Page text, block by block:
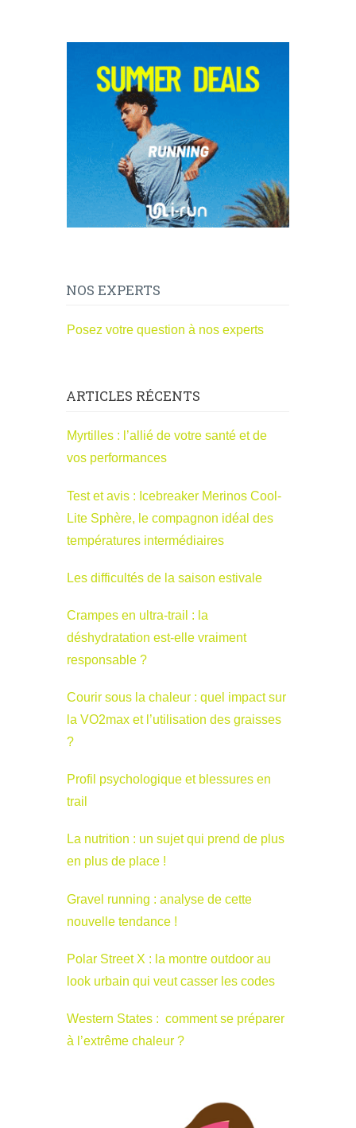
NOS EXPERTS
Posez votre question à nos experts
ARTICLES RÉCENTS
Myrtilles : l’allié de votre santé et de
vos performances
Test et avis : Icebreaker Merinos Cool-
Lite Sphère, le compagnon idéal des
températures intermédiaires
Les difficultés de la saison estivale
Crampes en ultra-trail : la
déshydratation est-elle vraiment
responsable ?
Courir sous la chaleur : quel impact sur
la VO2max et l’utilisation des graisses
?
Profil psychologique et blessures en
trail
La nutrition : un sujet qui prend de plus
en plus de place !
Gravel running : analyse de cette
nouvelle tendance !
Polar Street X : la montre outdoor au
look urbain qui veut casser les codes
Western States : comment se préparer
à l’extrême chaleur ?